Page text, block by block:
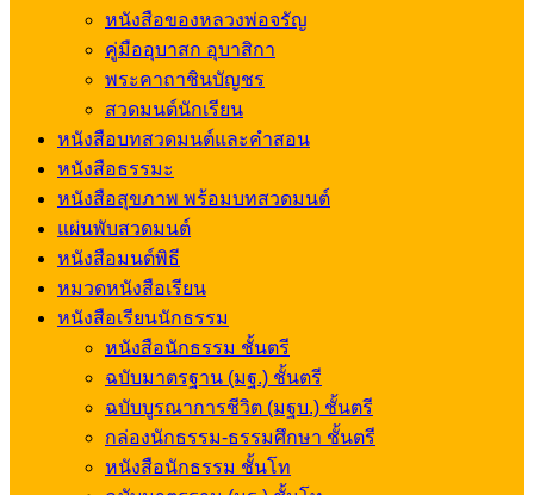
หนังสือของหลวงพ่อจรัญ
คู่มืออุบาสก อุบาสิกา
พระคาถาชินบัญชร
สวดมนต์นักเรียน
หนังสือบทสวดมนต์และคำสอน
หนังสือธรรมะ
หนังสือสุขภาพ พร้อมบทสวดมนต์
แผ่นพับสวดมนต์
หนังสือมนต์พิธี
หมวดหนังสือเรียน
หนังสือเรียนนักธรรม
หนังสือนักธรรม ชั้นตรี
ฉบับมาตรฐาน (มฐ.) ชั้นตรี
ฉบับบูรณาการชีวิต (มฐบ.) ชั้นตรี
กล่องนักธรรม-ธรรมศึกษา ชั้นตรี
หนังสือนักธรรม ชั้นโท